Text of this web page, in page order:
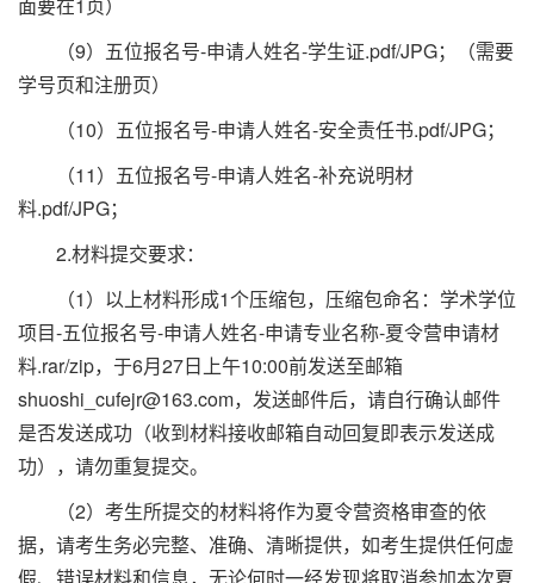
面要在1页）
（9）五位报名号-申请人姓名-学生证.pdf/JPG；（需要
学号页和注册页）
（10）五位报名号-申请人姓名-安全责任书.pdf/JPG；
（11）五位报名号-申请人姓名-补充说明材
料.pdf/JPG；
2.材料提交要求：
（1）以上材料形成1个压缩包，压缩包命名：学术学位
项目-五位报名号-申请人姓名-申请专业名称-夏令营申请材
料.rar/zip，于6月27日上午10:00前发送至邮箱
shuoshi_cufejr@163.com，发送邮件后，请自行确认邮件
是否发送成功（收到材料接收邮箱自动回复即表示发送成
功），请勿重复提交。
（2）考生所提交的材料将作为夏令营资格审查的依
据，请考生务必完整、准确、清晰提供，如考生提供任何虚